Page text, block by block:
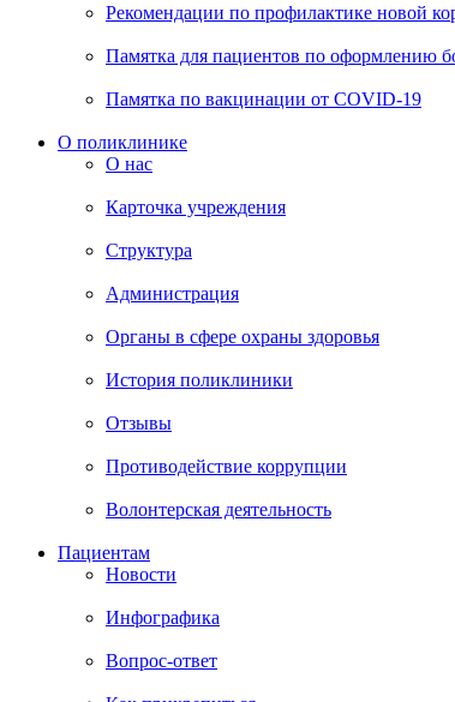
Рекомендации по профилактике новой
Памятка для пациентов по оформлению
Памятка по вакцинации от COVID-19
О поликлинике
О нас
Карточка учреждения
Структура
Администрация
Органы в сфере охраны здоровья
История поликлиники
Отзывы
Противодействие коррупции
Волонтерская деятельность
Пациентам
Новости
Инфографика
Вопрос-ответ